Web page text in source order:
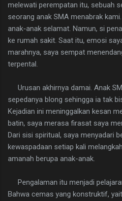
melewati perempatan itu, sebuah
seorang anak SMA menabrak
anak-anak selamat. Namun, si
ke rumah sakit. Saat itu, emosi
marahnya, saya sempat
terpental.
Urusan akhirnya damai. Anak
sepedanya blong sehingga ia tak
Kejadian ini meninggalkan kesan
batin, saya merasa firasat saya
Dari sisi spiritual, saya menyadari
kewaspadaan setiap kali
amanah berupa anak-anak.
Pengalaman itu menjadi
Bahwa cemas yang konstruktif,